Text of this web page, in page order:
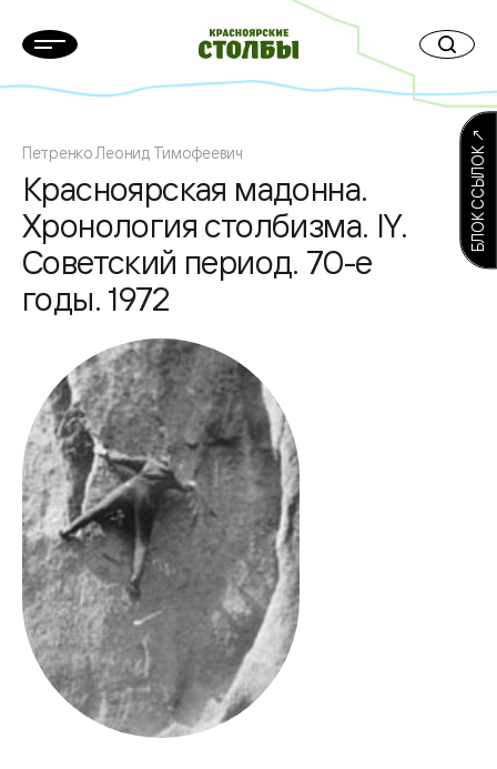
Петренко Леонид Тимофеевич
Красноярская мадонна.
Хронология столбизма. IY.
Советский период. 70-е
годы. 1972
БЛОК ССЫЛОК ↗